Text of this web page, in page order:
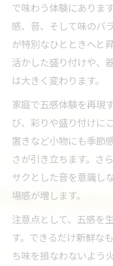
素材選びから始
旬の食材で
家庭で実
和食名前一
伝統的な食
季節感と美を
季節を彩る
家庭で実現
伝統食材で
和食ランキ
五色を意識
伝統と理論で紐
で味わう体験にありま
感、音、そして味のバ
が特別なひとときへと
活かした盛り付けや、
は大きく変わります。
家庭で五感体験を再現
び、彩りや盛り付けに
置きなど小物にも季節
さが引き立ちます。さ
サクとした音を意識し
場感が増します。
注意点として、五感を
す。できるだけ新鮮な
ち味を損なわないよう